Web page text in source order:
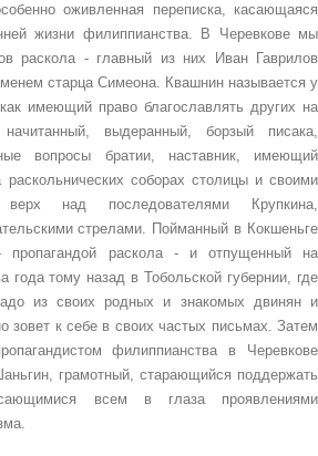
оживленная переписка, касающаяся
жизни филиппианства. В Черевкове мы
раскола - главный из них Иван Гаврилов
старца Симеона. Квашнин называется у
имеющий право благославлять других на
выдеранный, борзый писака,
вопросы братии, наставник, имеющий
соборах столицы и своими
над последователями Крупкина,
стрелами. Пойманный в Кокшеньге
раскола - и отпущенный на
года тому назад в Тобольской губернии, где
из своих родных и знакомых двинян и
зовет к себе в своих частых письмах. Затем
филиппианства в Черевкове
грамотный, старающийся поддержать
всем в глаза проявлениями